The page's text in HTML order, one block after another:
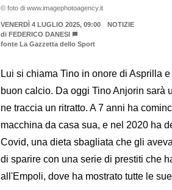
© foto di www.imagephotoagency.it
VENERDÌ 4 LUGLIO 2025, 09:00
NOTIZIE
di FEDERICO DANESI
fonte La Gazzetta dello Sport
Lui si chiama Tino in onore di Asprilla
buon calcio. Da oggi Tino Anjorin sarà
ne traccia un ritratto. A 7 anni ha
macchina da casa sua, e nel 2020 ha
Covid, una dieta sbagliata che gli
di sparire con una serie di prestiti che
all'Empoli, dove ha mostrato tutte le